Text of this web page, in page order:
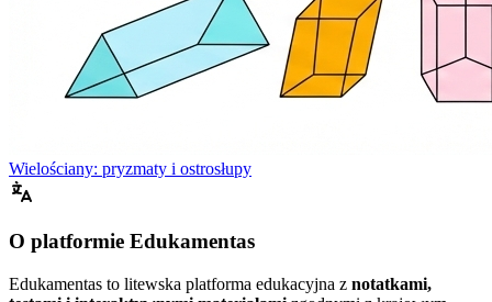
Wielościany: pryzmaty i ostrosłupy
O platformie Edukamentas
Edukamentas to litewska platforma edukacyjna z notatkami,